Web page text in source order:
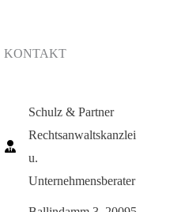
KONTAKT
Schulz & Partner
Rechtsanwaltskanzlei
u.
Unternehmensberater